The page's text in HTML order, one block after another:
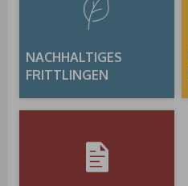
NACHHALTIGES
FRITTLINGEN